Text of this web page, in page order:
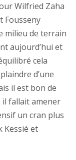
Wilfried Zaha
Fousseny
milieu de terrain
aujourd’hui et
cela
d’une
il est bon de
il fallait amener
un cran plus
Kessié et